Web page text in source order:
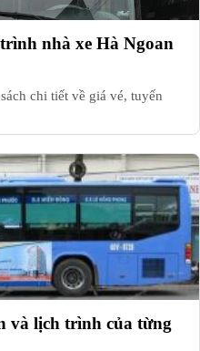
nhà xe Hà Ngoan
chi tiết về giá vé, tuyến
và lịch trình của từng